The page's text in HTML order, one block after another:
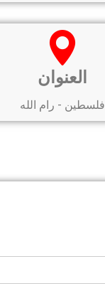
العنوان
فلسطين - رام الله